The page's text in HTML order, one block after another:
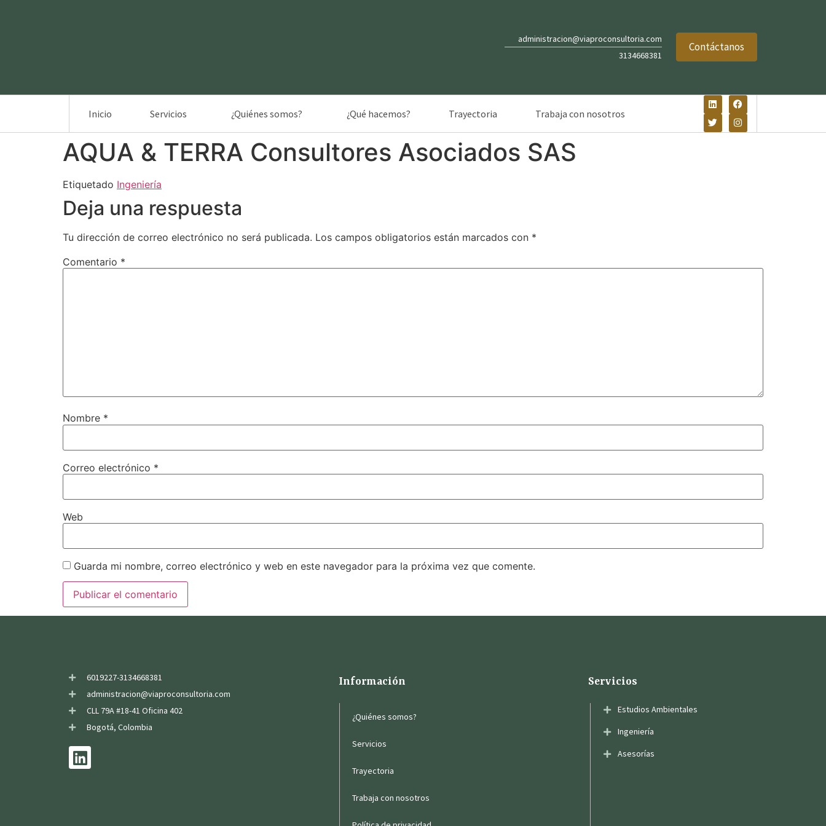
administracion@viaproconsultoria.com
3134668381
Contáctanos
Inicio Servicios ¿Quiénes somos? ¿Qué hacemos? Trayectoria Trabaja con nosotros
AQUA & TERRA Consultores Asociados SAS​
Etiquetado Ingeniería
Deja una respuesta
Tu dirección de correo electrónico no será publicada. Los campos obligatorios están marcados con *
Comentario *
Nombre *
Correo electrónico *
Web
Guarda mi nombre, correo electrónico y web en este navegador para la próxima vez que comente.
6019227-3134668381
administracion@viaproconsultoria.com
CLL 79A #18-41 Oficina 402
Bogotá, Colombia
Información Servicios
¿Quiénes somos?
Servicios
Trayectoria
Trabaja con nosotros
Estudios Ambientales
Ingeniería
Asesorías